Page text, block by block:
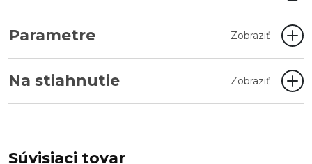
Parametre Zobraziť
Na stiahnutie Zobraziť
Súvisiaci tovar